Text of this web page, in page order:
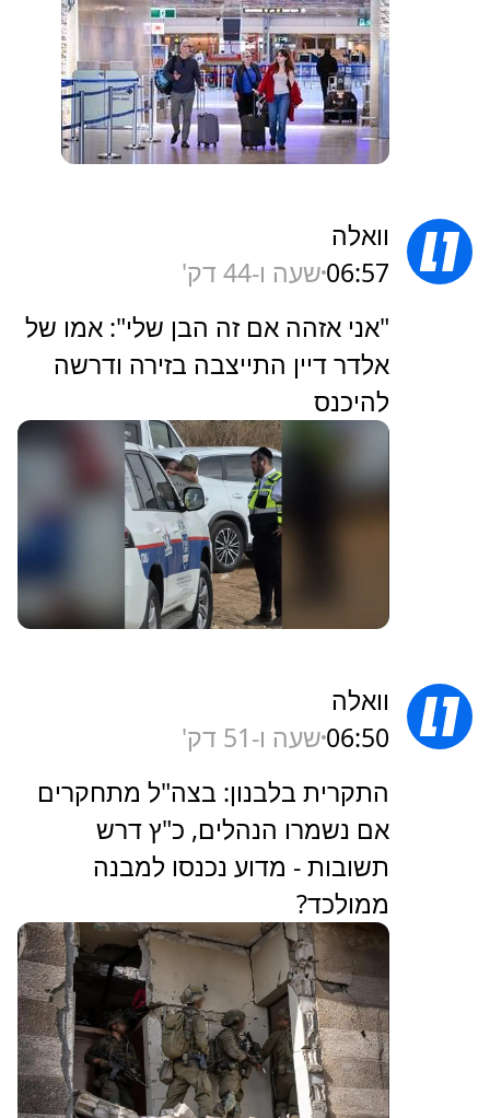
וואלה
06:57שעה ו-44 דק'
"אני אזהה אם זה הבן שלי": אמו של
אלדר דיין התייצבה בזירה ודרשה
להיכנס
וואלה
06:50שעה ו-51 דק'
התקרית בלבנון: בצה"ל מתחקרים
אם נשמרו הנהלים, כ"ץ דרש
תשובות - מדוע נכנסו למבנה
ממולכד?